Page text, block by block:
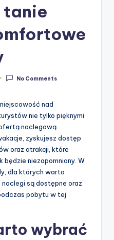
tanie
No Comments
nad
nie tylko pięknymi
noclegową.
zyskujesz dostęp
oraz atrakcji, które
będzie niezapomniany. W
dla których warto
są dostępne oraz
pobytu w tej
wybrać